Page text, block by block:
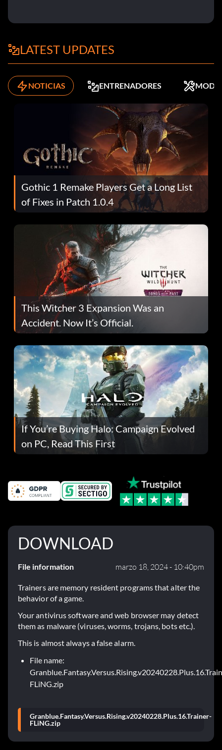
LATEST UPDATES
NOTICIAS ENTRENADORES MODS
Gothic 1 Remake Players Get a Long List
of Fixes in Patch 1.0.4
This Witcher 3 Expansion Was an
Accident. Now It’s Official.
If You’re Buying Halo: Campaign Evolved
on PC, Read This First
DOWNLOAD
File information marzo 18, 2024 - 10:40pm
Trainers are memory resident programs that alter the
behavior of a game.
Your antivirus software and web browser may detect
them as malware (viruses, worms, trojans, bots etc.).
This is almost always a false alarm.
File name:
FLiNG.zip
Granblue.Fantasy.Versus.Rising.v20240228.Plus.16.Trainer-
FLiNG.zip